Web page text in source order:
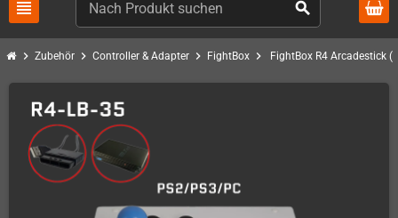
view_headline search
chevron_right Zubehör chevron_right Controller & Adapter chevron_right FightBox chevron_right FightBox R4 Arcadestick